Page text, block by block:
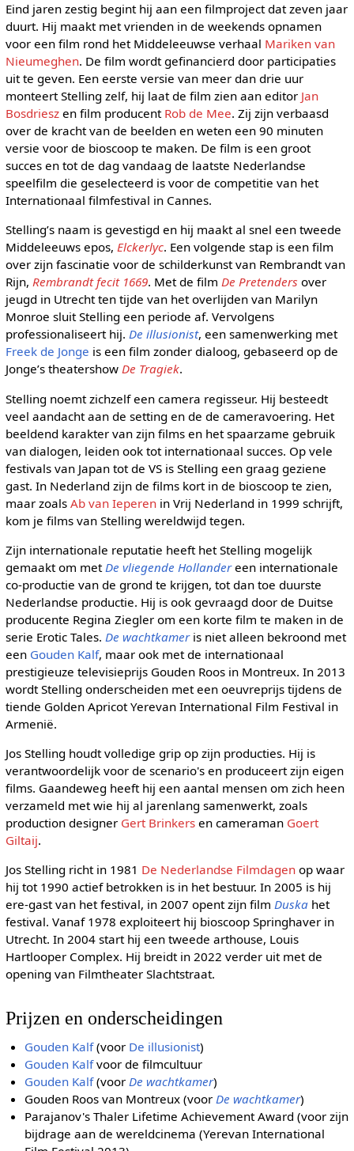
Eind jaren zestig begint hij aan een filmproject dat zeven jaar
duurt. Hij maakt met vrienden in de weekends opnamen
voor een film rond het Middeleeuwse verhaal Mariken van
Nieumeghen. De film wordt gefinancierd door participaties
uit te geven. Een eerste versie van meer dan drie uur
monteert Stelling zelf, hij laat de film zien aan editor Jan
Bosdrieszen film producent Rob de Mee. Zij zijn verbaasd
over de kracht van de beelden en weten een 90 minuten
versie voor de bioscoop te maken. De film is een groot
succes en tot de dag vandaag de laatste Nederlandse
speelfilm die geselecteerd is voor de competitie van het
Internationaal filmfestival in Cannes.
Stelling’s naam is gevestigd en hij maakt al snel een tweede
Middeleeuws epos, Elckerlyc. Een volgende stap is een film
over zijn fascinatie voor de schilderkunst van Rembrandt van
Rijn, Rembrandt fecit 1669. Met de film De Pretenders over
jeugd in Utrecht ten tijde van het overlijden van Marilyn
Monroe sluit Stelling een periode af. Vervolgens
professionaliseert hij. De illusionist, een samenwerking met
Freek de Jonge is een film zonder dialoog, gebaseerd op de
Jonge’s theatershow De Tragiek.
Stelling noemt zichzelf een camera regisseur. Hij besteedt
veel aandacht aan de setting en de de cameravoering. Het
beeldend karakter van zijn films en het spaarzame gebruik
van dialogen, leiden ook tot internationaal succes. Op vele
festivals van Japan tot de VS is Stelling een graag geziene
gast. In Nederland zijn de films kort in de bioscoop te zien,
maar zoals Ab van Ieperenin Vrij Nederland in 1999 schrijft,
kom je films van Stelling wereldwijd tegen.
Zijn internationale reputatie heeft het Stelling mogelijk
gemaakt om met De vliegende Hollandereen internationale
co-productie van de grond te krijgen, tot dan toe duurste
Nederlandse productie. Hij is ook gevraagd door de Duitse
producente Regina Ziegler om een korte film te maken in de
serie Erotic Tales. De wachtkameris niet alleen bekroond met
een Gouden Kalf, maar ook met de internationaal
prestigieuze televisieprijs Gouden Roos in Montreux. In 2013
wordt Stelling onderscheiden met een oeuvreprijs tijdens de
tiende Golden Apricot Yerevan International Film Festival in
Armenië.
Jos Stelling houdt volledige grip op zijn producties. Hij is
verantwoordelijk voor de scenario's en produceert zijn eigen
films. Gaandeweg heeft hij een aantal mensen om zich heen
verzameld met wie hij al jarenlang samenwerkt, zoals
production designer Gert Brinkersen cameraman Goert
Giltaij.
Jos Stelling richt in 1981 De Nederlandse Filmdagenop waar
hij tot 1990 actief betrokken is in het bestuur. In 2005 is hij
ere-gast van het festival, in 2007 opent zijn film Duskahet
festival. Vanaf 1978 exploiteert hij bioscoop Springhaver in
Utrecht. In 2004 start hij een tweede arthouse, Louis
Hartlooper Complex. Hij breidt in 2022 verder uit met de
opening van Filmtheater Slachtstraat.
Prijzen en onderscheidingen
Gouden Kalf(voor De illusionist)
Gouden Kalfvoor de filmcultuur
Gouden Kalf(voor De wachtkamer)
Gouden Roos van Montreux (voor De wachtkamer)
Parajanov's Thaler Lifetime Achievement Award (voor zijn
bijdrage aan de wereldcinema (Yerevan International